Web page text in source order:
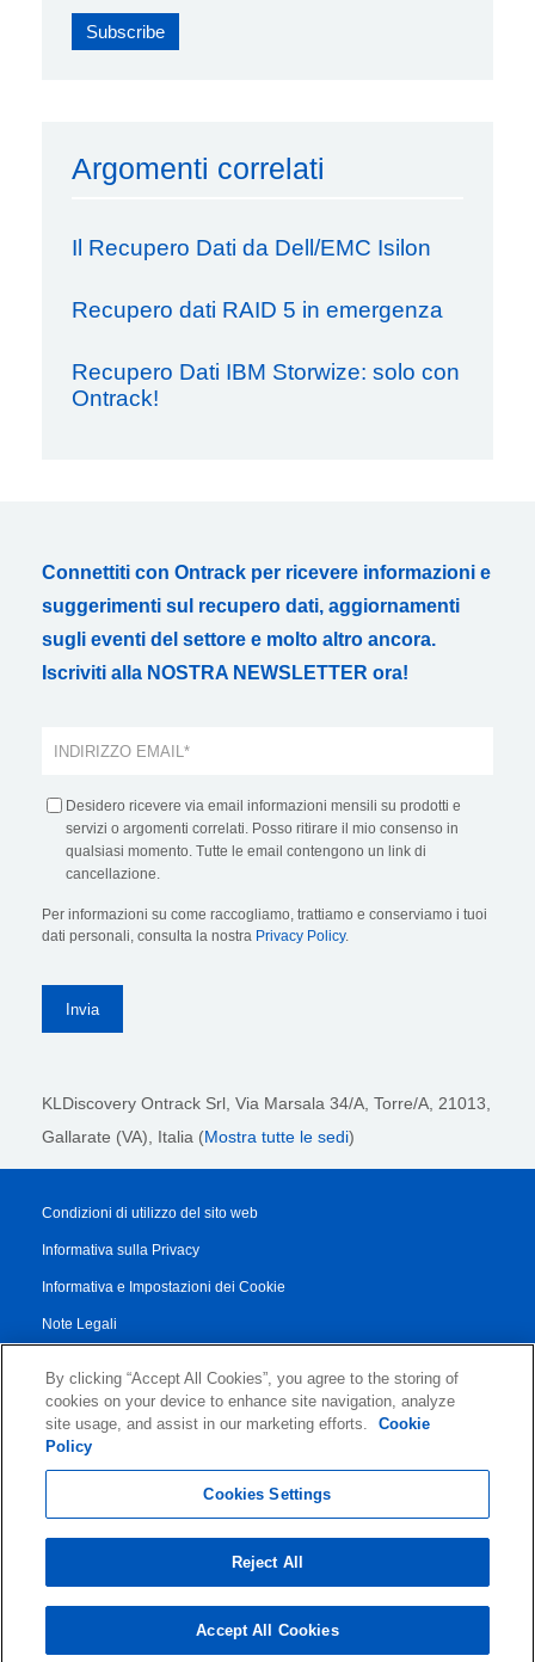
Argomenti correlati
Il Recupero Dati da Dell/EMC Isilon
Recupero dati RAID 5 in emergenza
Recupero Dati IBM Storwize: solo con
Ontrack!
Connettiti con Ontrack per ricevere informazioni e
suggerimenti sul recupero dati, aggiornamenti
sugli eventi del settore e molto altro ancora.
Iscriviti alla NOSTRA NEWSLETTER ora!
Desidero ricevere via email informazioni mensili su prodotti e
servizi o argomenti correlati. Posso ritirare il mio consenso in
qualsiasi momento. Tutte le email contengono un link di
cancellazione.
Per informazioni su come raccogliamo, trattiamo e conserviamo i tuoi
dati personali, consulta la nostra Privacy Policy.
KLDiscovery Ontrack Srl, Via Marsala 34/A, Torre/A, 21013,
Gallarate (VA), Italia (Mostra tutte le sedi)
Condizioni di utilizzo del sito web
Informativa sulla Privacy
Informativa e Impostazioni dei Cookie
Note Legali
Termini di Servizio
Accordo di Collaborazione con i Partner
By clicking “Accept All Cookies”, you agree to the storing of
cookies on your device to enhance site navigation, analyze
site usage, and assist in our marketing efforts.
Cookie
Policy
Cookies Settings
Reject All
Accept All Cookies